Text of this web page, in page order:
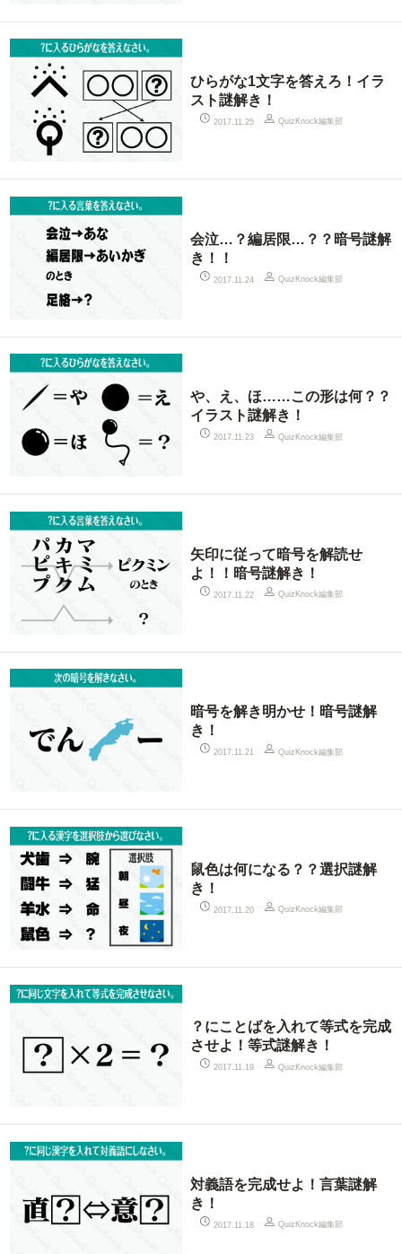
ひらがな1文字を答えろ！イラ
スト謎解き！
2017.11.25 QuizKnock編集部
会泣…？編居限…？？暗号謎解
き！！
2017.11.24 QuizKnock編集部
や、え、ほ……この形は何？？
イラスト謎解き！
2017.11.23 QuizKnock編集部
矢印に従って暗号を解読せ
よ！！暗号謎解き！
2017.11.22 QuizKnock編集部
暗号を解き明かせ！暗号謎解
き！
2017.11.21 QuizKnock編集部
鼠色は何になる？？選択謎解
き！
2017.11.20 QuizKnock編集部
？にことばを入れて等式を完成
させよ！等式謎解き！
2017.11.19 QuizKnock編集部
対義語を完成せよ！言葉謎解
き！
2017.11.18 QuizKnock編集部